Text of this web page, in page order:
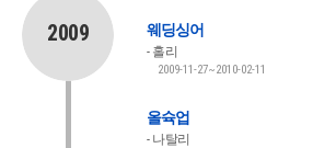
2009 웨딩싱어
홀리
2009-11-27~2010-02-11
올슉업
나탈리